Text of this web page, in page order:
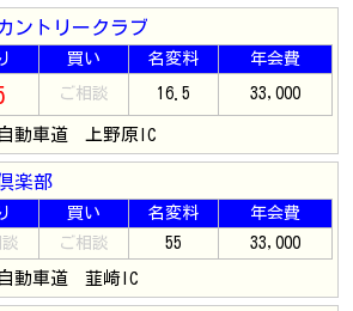
ントリークラブ
買い 名変料 年会費
ご相談 16.5 33,000
動車道 上野原IC
楽部
買い 名変料
年会費
ご相談 55 33,000
動車道 韮崎IC